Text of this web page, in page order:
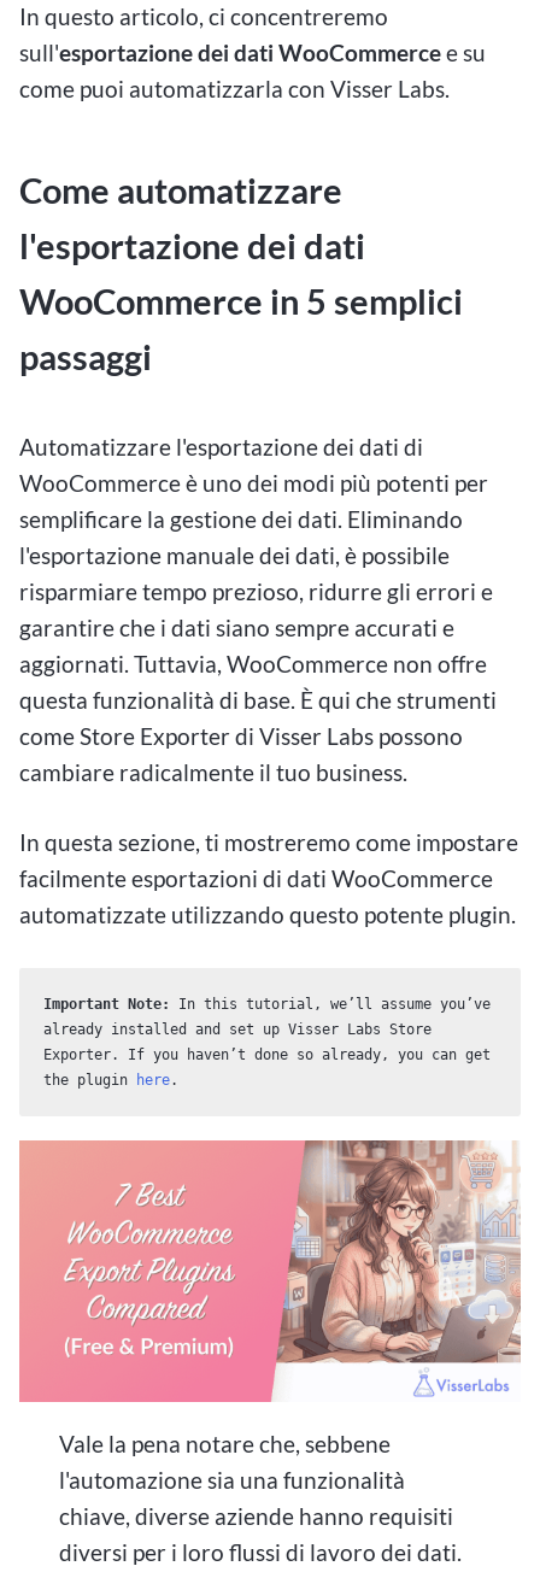
In questo articolo, ci concentreremo
sull'esportazione dei dati WooCommercee su
come puoi automatizzarla con Visser Labs.
Come automatizzare
l'esportazione dei dati
WooCommerce in 5 semplici
passaggi
Automatizzare l'esportazione dei dati di
WooCommerce è uno dei modi più potenti per
semplificare la gestione dei dati. Eliminando
l'esportazione manuale dei dati, è possibile
risparmiare tempo prezioso, ridurre gli errori e
garantire che i dati siano sempre accurati e
aggiornati. Tuttavia, WooCommerce non offre
questa funzionalità di base. È qui che strumenti
come Store Exporter di Visser Labs possono
cambiare radicalmente il tuo business.
In questa sezione, ti mostreremo come impostare
facilmente esportazioni di dati WooCommerce
automatizzate utilizzando questo potente plugin.
Important Note:
In this tutorial, we’ll assume you’ve
already installed and set up Visser Labs Store
Exporter. If you haven’t done so already, you can get
the plugin
here.
Vale la pena notare che, sebbene
l'automazione sia una funzionalità
chiave, diverse aziende hanno requisiti
diversi per i loro flussi di lavoro dei dati.